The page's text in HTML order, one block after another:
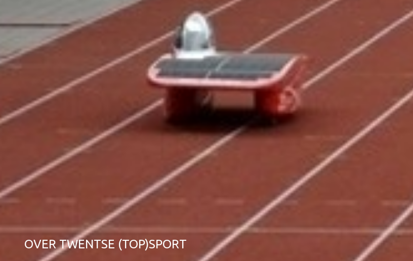
OVER TWENTSE (TOP)SPORT